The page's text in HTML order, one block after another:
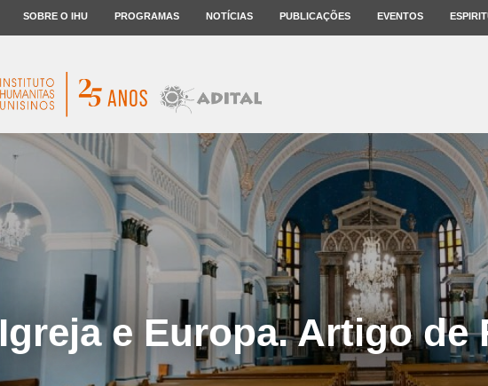
SOBRE O IHU PROGRAMAS NOTÍCIAS PUBLICAÇÕES EVENTOS
Igreja e Europa. Artigo de